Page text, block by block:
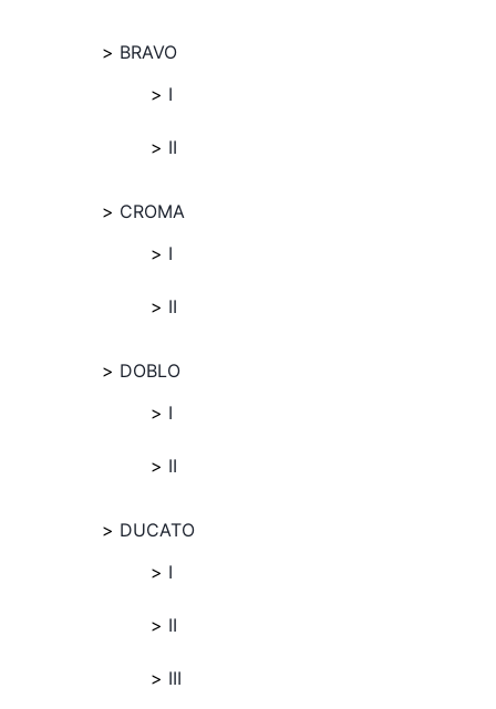
BRAVO
I
II
CROMA
I
II
DOBLO
I
II
DUCATO
I
II
III